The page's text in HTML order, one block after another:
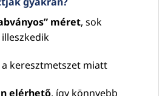
méret, sok
keresztmetszet miatt
elérhető, így könnyebb